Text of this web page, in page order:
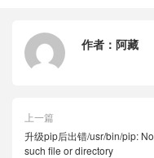
作者： 阿藏
上一篇
升级pip后出错/usr/bin/pip: No
such file or directory